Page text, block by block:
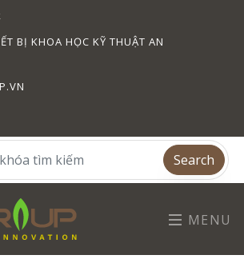
BỊ KHOA HỌC KỸ THUẬT AN
Search
MENU